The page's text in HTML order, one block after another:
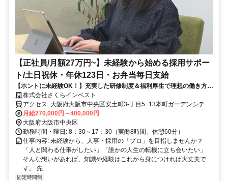
【正社員/月額27万円~】未経験から始める採用サポー
ト/土日祝休・年休123日・お弁当毎日支給
【ホントに未経験OK！】充実した研修制度＆福利厚生で理想の働き方を
叶えます【本町駅直結のオフィス】
株式会社さくらインベスト
アクセス: 大阪府大阪市中央区安土町3-丁目5−13本町ガーデンシティ
テラスwework11階 ＜アクセス＞ ・大阪メトロ御堂筋線「本町駅」地
下直結 ・大阪メトロ中央線「本町駅」地下直結 ・大阪メトロ四つ橋
線「本町駅」地下直結
月給270,000円～400,000円
大阪府大阪市中央区
勤務時間・曜日: 8：30～17：30（実働8時間、休憩60分）
仕事内容: 未経験から、人事・採用の「プロ」を目指しませんか？
「人と関わる仕事がしたい」「誰かの人生の転機に立ち会いたい」
そんな想いがあれば、知識や経験はこれから身につければ大丈夫で
す。 先...
固定時間制